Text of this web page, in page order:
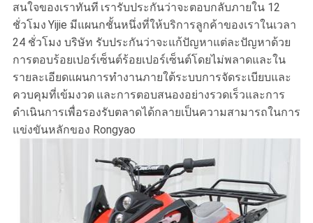
สนใจของเราทันที เรารับประกันว่าจะตอบกลับภายใน 12
ชั่วโมง Yijie มีแผนกชั้นหนึ่งที่ให้บริการลูกค้าของเราในเวลา
24 ชั่วโมง บริษัท รับประกันว่าจะแก้ปัญหาแต่ละปัญหาด้วย
การตอบร้อยเปอร์เซ็นต์ร้อยเปอร์เซ็นต์โดยไม่พลาดและใน
รายละเอียดแผนการทำงานภายใต้ระบบการจัดระเบียบและ
ควบคุมที่เข้มงวด และการตอบสนองอย่างรวดเร็วและการ
ดำเนินการเพื่อรองรับตลาดได้กลายเป็นความสามารถในการ
แข่งขันหลักของ Rongyao